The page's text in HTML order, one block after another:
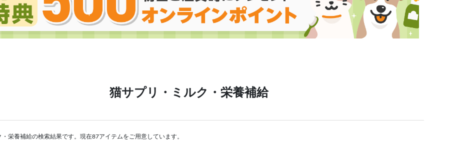
猫サプリ・ミルク・栄養補給
栄養補給の検索結果です。現在87アイテムをご用意しています。